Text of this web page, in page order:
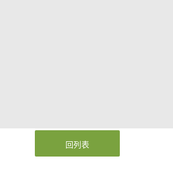
回列表